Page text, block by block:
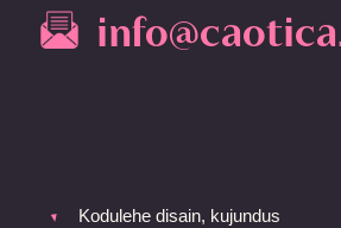
Kodulehe disain, kujundus